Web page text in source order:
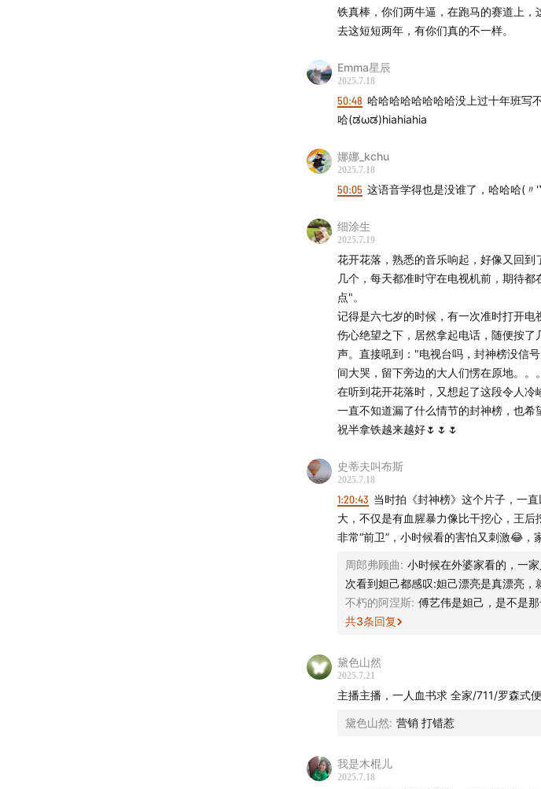
片尾曲：毛阿敏《神的传说》选段
封面图：豆包
制作：Tiffany
主要参考资料：
《封神演义》 许仲琳 人民文学出版社
《封神演义》 许仲琳 陆西星 导读、点
《号令群神——李天飞“封神”笔记》 李
DeepSeek、腾讯元宝、豆包等亦有帮助
铁真棒，你们两牛逼，在跑马的赛道上
去这短短两年，有你们真的不一样。
Emma星辰
2025.7.18
50:48 哈哈哈哈哈哈哈哈没上过十年班写
哈(ಡωಡ)hiahiahia
娜娜_kchu
2025.7.18
50:05 这语音学得也是没谁了，哈哈哈(
细涂生
2025.7.19
花开花落，熟悉的音乐响起，好像又回
几个，每天都准时守在电视机前，期待
点"。
记得是六七岁的时候，有一次准时打开电
伤心绝望之下，居然拿起电话，随便按
声。直接吼到："电视台吗，封神榜没信
间大哭，留下旁边的大人们愣在原地。。。
在听到花开花落时，又想起了这段令人冷
一直不知道漏了什么情节的封神榜，也希
祝半拿铁越来越好🌷🌷🌷
史蒂夫叫布斯
2025.7.18
1:20:43 当时拍《封神榜》这个片子，一
大，不仅是有血腥暴力像比干挖心，王
非常“前卫”，小时候看的害怕又刺激😂，
周郎弗顾曲: 小时候在外婆家看的，一
次看到妲己都感叹:妲己漂亮是真漂亮，
不朽的阿涅斯: 傅艺伟是妲己，是不是那
共3条回复
黛色山然
2025.7.21
主播主播，一人血书求 全家/711/罗森式
黛色山然: 营销 打错惹
我是木棍儿
2025.7.18